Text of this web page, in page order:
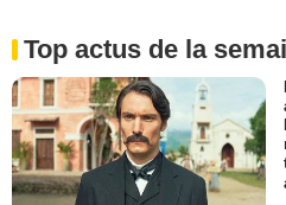
Top actus de la